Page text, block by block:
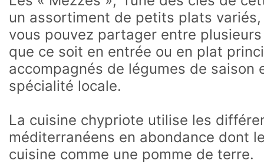
un assortiment de petits plats
vous pouvez partager entre
que ce soit en entrée ou en plat
accompagnés de légumes de saison
spécialité locale.
La cuisine chypriote utilise les
méditerranéens en abondance dont
cuisine comme une pomme de terre.